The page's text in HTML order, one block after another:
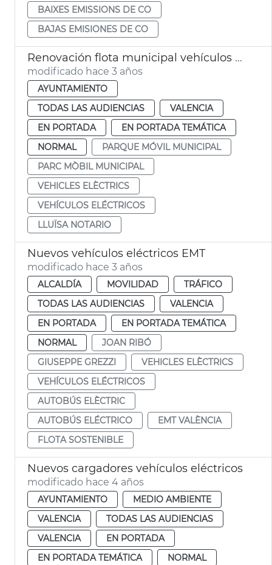
BAIXES EMISSIONS DE CO
BAJAS EMISIONES DE CO
Renovación flota municipal vehículos eléctricos
modificado hace 3 años
AYUNTAMIENTO
TODAS LAS AUDIENCIAS
VALENCIA
EN PORTADA
EN PORTADA TEMÁTICA
NORMAL
PARQUE MÓVIL MUNICIPAL
PARC MÒBIL MUNICIPAL
VEHICLES ELÈCTRICS
VEHÍCULOS ELÉCTRICOS
LLUÏSA NOTARIO
Nuevos vehículos eléctricos EMT
modificado hace 3 años
ALCALDÍA MOVILIDAD
TRÁFICO
TODAS LAS AUDIENCIAS
VALENCIA
EN PORTADA
EN PORTADA TEMÁTICA
NORMAL
JOAN RIBÓ
GIUSEPPE GREZZI
VEHICLES ELÈCTRICS
VEHÍCULOS ELÉCTRICOS
AUTOBÚS ELÈCTRIC
AUTOBÚS ELÉCTRICO
EMT VALÈNCIA
FLOTA SOSTENIBLE
Nuevos cargadores vehículos eléctricos
modificado hace 4 años
AYUNTAMIENTO
MEDIO AMBIENTE
VALENCIA
TODAS LAS AUDIENCIAS
VALENCIA
EN PORTADA
EN PORTADA TEMÁTICA
NORMAL